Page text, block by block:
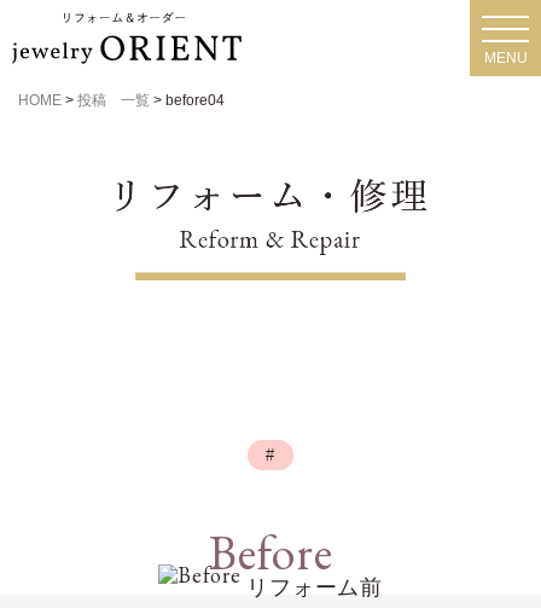
MENU
HOME > 投稿 一覧 > before04
#
Before
リフォーム前